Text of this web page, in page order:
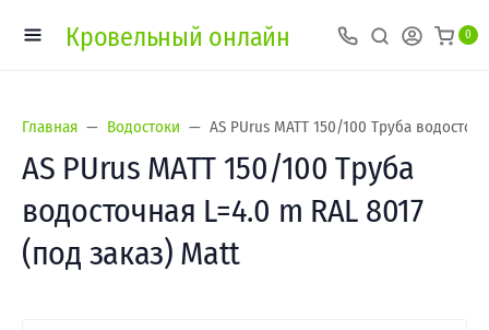
Кровельный онлайн 0
Главная Водостоки AS PUrus MATT 150/100 Труба
AS PUrus MATT 150/100 Труба
водосточная L=4.0 m RAL 8017
(под заказ) Matt